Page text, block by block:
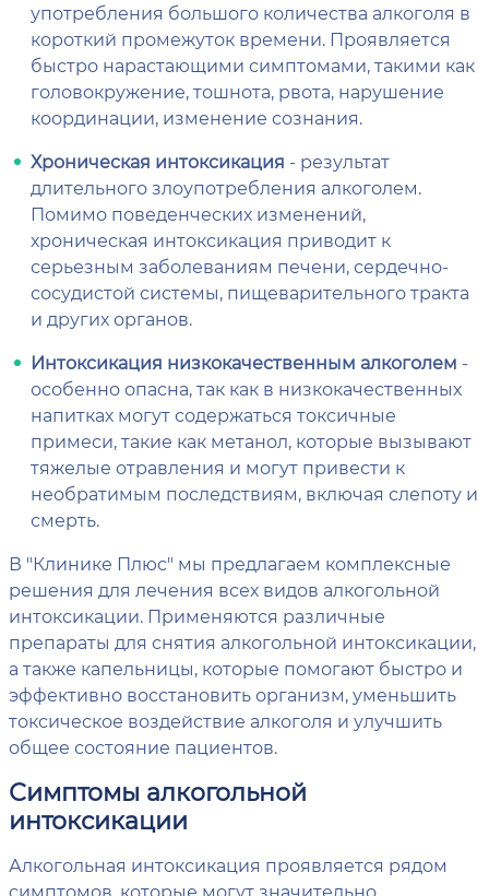
употребления большого количества алкоголя в
короткий промежуток времени. Проявляется
быстро нарастающими симптомами, такими как
головокружение, тошнота, рвота, нарушение
координации, изменение сознания.
Хроническая интоксикация - результат
длительного злоупотребления алкоголем.
Помимо поведенческих изменений,
хроническая интоксикация приводит к
серьезным заболеваниям печени, сердечно-
сосудистой системы, пищеварительного тракта
и других органов.
Интоксикация низкокачественным алкоголем -
особенно опасна, так как в низкокачественных
напитках могут содержаться токсичные
примеси, такие как метанол, которые вызывают
тяжелые отравления и могут привести к
необратимым последствиям, включая слепоту и
смерть.
В "Клинике Плюс" мы предлагаем комплексные
решения для лечения всех видов алкогольной
интоксикации. Применяются различные
препараты для снятия алкогольной интоксикации,
а также капельницы, которые помогают быстро и
эффективно восстановить организм, уменьшить
токсическое воздействие алкоголя и улучшить
общее состояние пациентов.
Симптомы алкогольной
интоксикации
Алкогольная интоксикация проявляется рядом
симптомов, которые могут значительно